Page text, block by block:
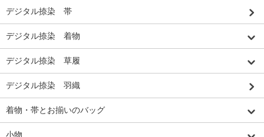
デジタル捺染 帯
デジタル捺染 着物
デジタル捺染 草履
デジタル捺染 羽織
着物・帯とお揃いのバッグ
小物